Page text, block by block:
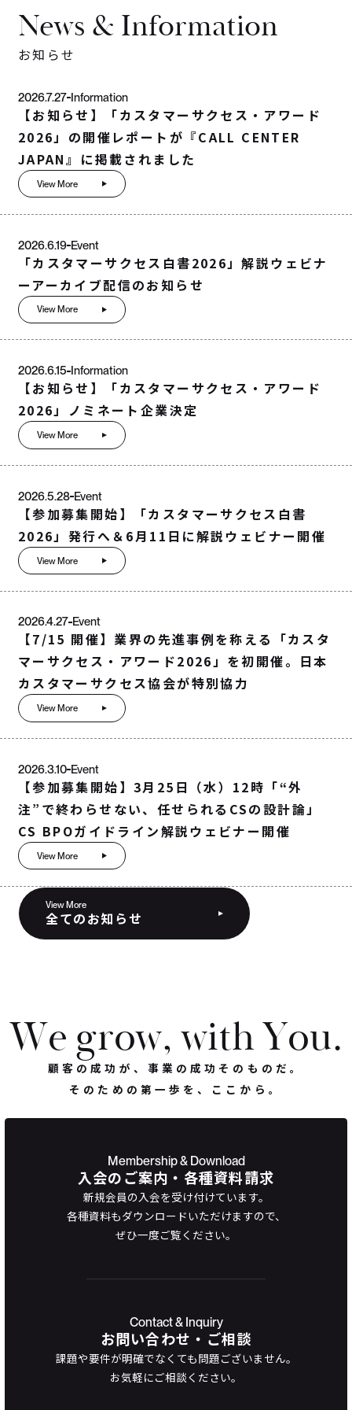
News & Information
お知らせ
2026.7.27 Information
【お知らせ】「カスタマーサクセス・アワード
2026」の開催レポートが『CALL CENTER
JAPAN』に掲載されました
View More
2026.6.19 Event
「カスタマーサクセス白書2026」解説ウェビナ
ーアーカイブ配信のお知らせ
View More
2026.6.15 Information
【お知らせ】「カスタマーサクセス・アワード
2026」ノミネート企業決定
View More
2026.5.28 Event
【参加募集開始】「カスタマーサクセス白書
2026」発行へ＆6月11日に解説ウェビナー開催
View More
2026.4.27 Event
【7/15 開催】業界の先進事例を称える「カスタ
マーサクセス・アワード2026」を初開催。日本
カスタマーサクセス協会が特別協力
View More
2026.3.10 Event
【参加募集開始】3月25日（水）12時「“外
注”で終わらせない、任せられるCSの設計論」
CS BPOガイドライン解説ウェビナー開催
View More
View More
全てのお知らせ
We grow, withYou.
顧客の成功が、事業の成功そのものだ。
そのための第一歩を、ここから。
Membership & Download
入会のご案内・各種資料請求
新規会員の入会を受け付けています。
各種資料もダウンロードいただけますので、
ぜひ一度ご覧ください。
Contact & Inquiry
お問い合わせ・ご相談
課題や要件が明確でなくても問題ございません。
お気軽にご相談ください。